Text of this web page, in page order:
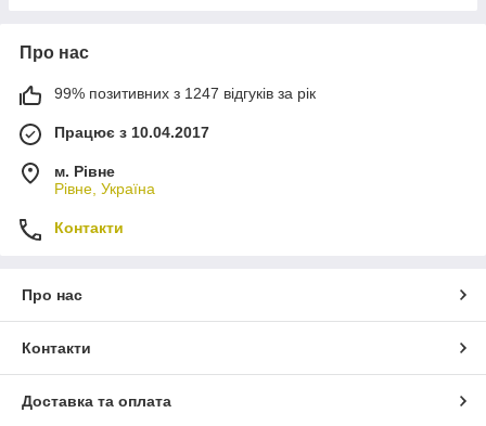
Про нас
99% позитивних з 1247 відгуків за рік
Працює з 10.04.2017
м. Рівне
Рівне, Україна
Контакти
Про нас
Контакти
Доставка та оплата